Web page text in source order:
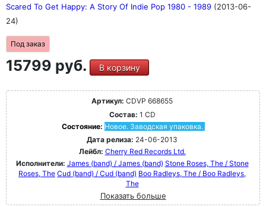
Scared To Get Happy: A Story Of Indie Pop 1980 - 1989 (2013-06-
24)
Под заказ
15799 руб. В корзину
Артикул: CDVP 668655
Состав: 1 CD
Состояние: Новое. Заводская упаковка.
Дата релиза: 24-06-2013
Лейбл: Cherry Red Records Ltd.
Исполнители: James (band) / James (band) Stone Roses, The / Stone
Roses, The Cud (band) / Cud (band) Boo Radleys, The / Boo Radleys,
The
Показать больше